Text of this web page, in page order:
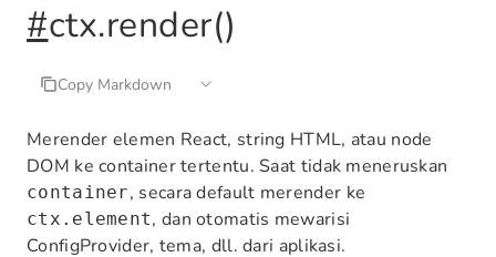
#ctx.render()
Copy Markdown
Merender elemen React, string HTML, atau node
DOM ke container tertentu. Saat tidak meneruskan
container, secara default merender ke
ctx.element, dan otomatis mewarisi
ConfigProvider, tema, dll. dari aplikasi.